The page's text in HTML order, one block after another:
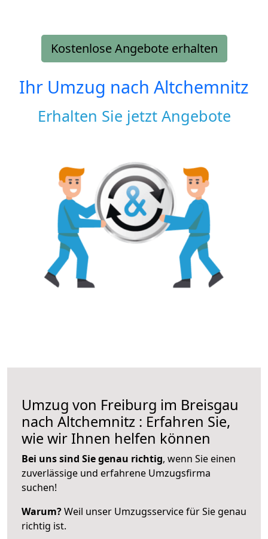
Kostenlose Angebote erhalten
Ihr Umzug nach Altchemnitz
Erhalten Sie jetzt Angebote
Umzug von Freiburg im Breisgau
nach Altchemnitz : Erfahren Sie,
wie wir Ihnen helfen können
Bei uns sind Sie genau richtig, wenn Sie einen
zuverlässige und erfahrene Umzugsfirma
suchen!
Warum?Weil unser Umzugsservice für Sie genau
richtig ist.